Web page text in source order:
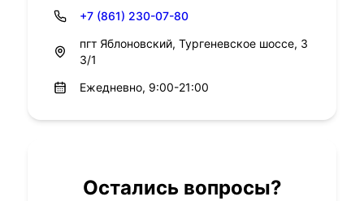
+7 (861) 230-07-80
пгт Яблоновский, Тургеневское шоссе, 3
3/1
Ежедневно, 9:00-21:00
Остались вопросы?